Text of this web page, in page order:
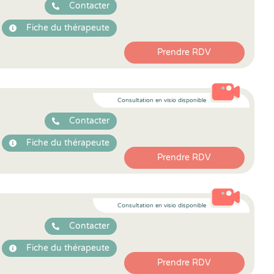
Contacter
Fiche du thérapeute
Prendre RDV
Consultation en visio disponible
Contacter
Fiche du thérapeute
Prendre RDV
Consultation en visio disponible
Contacter
Fiche du thérapeute
Prendre RDV